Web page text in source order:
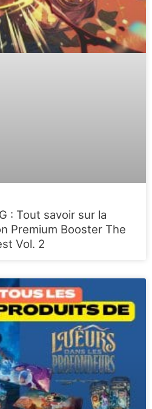
: Tout savoir sur la
Premium Booster The
Vol. 2